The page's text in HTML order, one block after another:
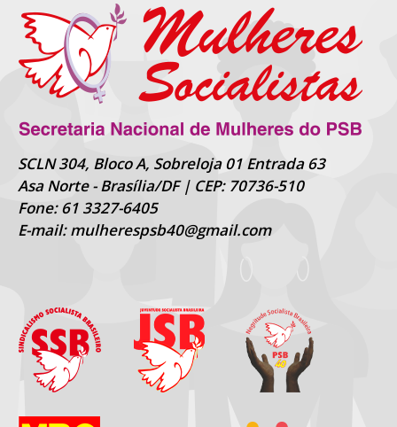
SCLN 304, Bloco A, Sobreloja 01 Entrada 63
Asa Norte - Brasília/DF | CEP: 70736-510
Fone: 61 3327-6405
E-mail: mulherespsb40@gmail.com